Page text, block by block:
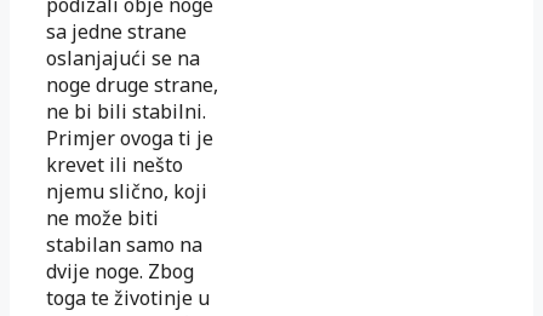
sa jedne strane
oslanjajući se na
noge druge strane,
ne bi bili stabilni.
Primjer ovoga ti je
krevet ili nešto
njemu slično, koji
ne može biti
stabilan samo na
dvije noge. Zbog
toga te životinje u